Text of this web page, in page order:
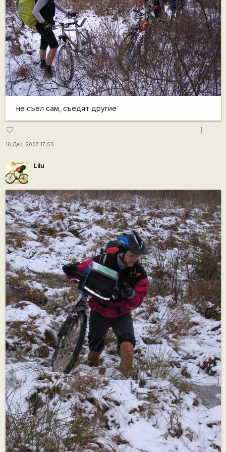
не съел сам, съедят другие
favorite_border
16 Дек, 2007 17:55
more_vert
Lilu